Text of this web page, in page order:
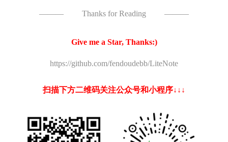
——— Thanks for Reading ———
Give me a Star, Thanks:)
https://github.com/fendoudebb/LiteNote
扫描下方二维码关注公众号和小程序↓↓↓